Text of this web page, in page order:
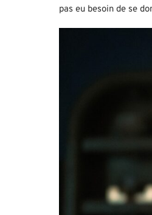
pas eu besoin de se